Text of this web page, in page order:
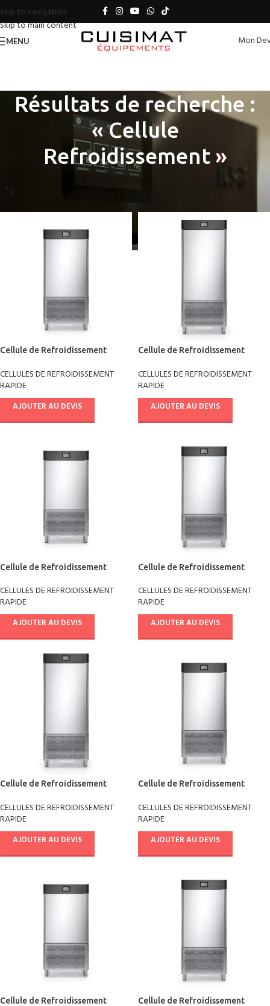
Skip to navigation
Skip to main content
MENU Mon
Résultats de recherche :
« Cellule
Refroidissement »
Résultats de recherche pour “Cellule Refroidissement”
Cellule de Refroidissement
AB10E4811
CELLULES DE REFROIDISSEMENT
RAPIDE
AJOUTER AU DEVIS
Cellule de Refroidissement
AB14E4811
CELLULES DE REFROIDISSEMENT
RAPIDE
AJOUTER AU DEVIS
Cellule de Refroidissement
CELLULES DE REFROIDISSEMENT
RAPIDE
AJOUTER AU DEVIS
Cellule de Refroidissement
CELLULES DE REFROIDISSEMENT
RAPIDE
AJOUTER AU DEVIS
Cellule de Refroidissement
CELLULES DE REFROIDISSEMENT
RAPIDE
AJOUTER AU DEVIS
Cellule de Refroidissement
CELLULES DE REFROIDISSEMENT
RAPIDE
AJOUTER AU DEVIS
Cellule de Refroidissement
Cellule de Refroidissement